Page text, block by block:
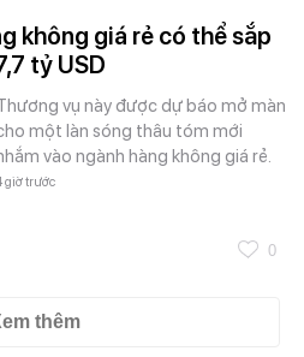
không giá rẻ có thể sắp
tỷ USD
vụ này được dự báo mở màn
một làn sóng thâu tóm mới
vào ngành hàng không giá rẻ.
giờ trước
0
thêm